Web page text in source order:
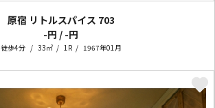
原宿 リトルスパイス 703
-円 / -円
徒歩4分 33㎡ 1R 1967年01月